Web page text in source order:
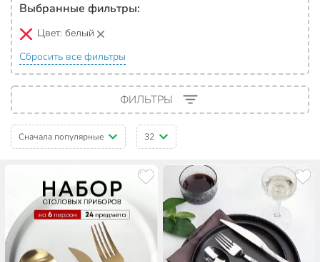
Выбранные фильтры:
Цвет: белый
Сбросить все фильтры
ФИЛЬТРЫ
Сначала популярные 32